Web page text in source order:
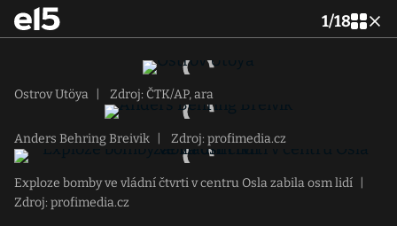
1/18
Ostrov Utöya Zdroj: ČTK/AP, ara
Anders Behring Breivik Zdroj: profimedia.cz
Exploze bomby ve vládní čtvrti v centru Osla zabila osm lidí
Zdroj: profimedia.cz